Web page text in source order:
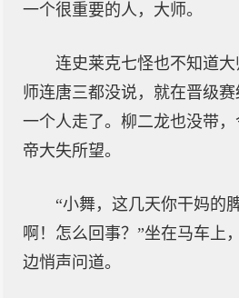
一个很重要的人，大师。
连史莱克七怪也不知道
师连唐三都没说，就在晋级
一个人走了。柳二龙也没带
帝大失所望。
“小舞，这几天你干妈的
啊！怎么回事？”坐在马车上
边悄声问道。